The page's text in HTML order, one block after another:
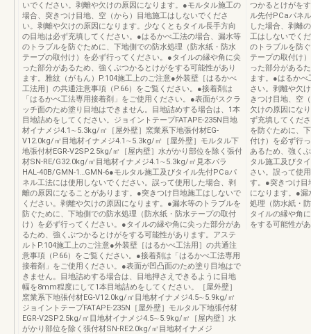
いでください。剥離や欠けの原因になります。●モルタル施工の
場合、突きつけ目地、空（から）目地施工はしないでくださ
い。剥離や欠けの原因になります。少なくともタイル長手方向
の目地は必ず充填してください。●はるかべ工法の場合、漏水等
のトラブルを防ぐために、下地側での防水処理（防水紙・防水
テープの取付け）を必ず行ってください。●タイルの縁や角に尖
った部分があるため、強くぶつかるとけがをする可能性があり
ます。雅紋（がもん）P.104施工上のご注意●外装壁［はるかべ
工法用］の共通注意事項（P.66）をご覧ください。●接着剤は
「はるかべ工法専用接着剤」をご使用ください。●表面がスクラ
ッチ面のため塗り目地はできません。目地詰めする場合は、1本
目地詰めをしてください。ジョイントテープFATAPE‐235N目地
材イナメジ4.1∼5.3kg/㎡［屋外壁］窯業系下地張付材EG‐
V12.0kg/㎡目地材イナメジ4.1∼5.3kg/㎡［屋外壁］モルタル下
地張付材EGR‐V2SP2.5kg/㎡［屋内壁］水がかり部位を除く張付
材SN‐RE/G32.0kg/㎡目地材イナメジ4.1∼5.3kg/㎡見本バラ
HAL‐40B/GMN‐1…GMN‐6●モルタル施工及びタイル先付PCaパ
ネル工法には使用しないでください。誤って使用した場合、剥
離の原因になることがあります。●突きつけ目地施工はしないで
ください。剥離や欠けの原因になります。●漏水等のトラブルを
防ぐために、下地側での防水処理（防水紙・防水テープの取付
け）を必ず行ってください。●タイルの縁や角に尖った部分があ
るため、強くぶつかるとけがをする可能性があります。アステ
ルトP.104施工上のご注意●外装壁［はるかべ工法用］の共通注
意事項（P.66）をご覧ください。●接着剤は「はるかべ工法専用
接着剤」をご使用ください。●表面が凹凸面のため塗り目地はで
きません。目地詰めする場合は、目地押さえできるように目地
幅を8mm程度にして1本目地詰めをしてください。［屋外壁］
窯業系下地張付材EG‐V12.0kg/㎡目地材イナメジ4.5∼5.9kg/㎡
ジョイントテープFATAPE‐235N［屋外壁］モルタル下地張付材
EGR‐V2SP2.5kg/㎡目地材イナメジ4.5∼5.9kg/㎡［屋内壁］水
がかり部位を除く張付材SN‐RE2.0kg/㎡目地材イナメジ
つかるとけがを
ル先付PCaパネ
した場合、剥離
工はしないでく
のトラブルを防
テープの取付け
った部分がある
ます。●はるか
さい。剥離や欠
きつけ目地、空
欠けの原因にな
ず充填してくだ
を防ぐために、
付け）を必ず行
あるため、強く
タル施工及びタ
さい。誤って使
す。●突きつけ目
になります。●漏
処理（防水紙・
タイルの縁や角
をする可能性が